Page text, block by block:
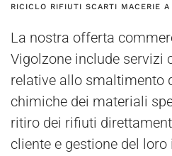
RICICLO RIFIUTI SCARTI MACERIE A
La nostra offerta
Vigolzone include servizi
relative allo smaltimento
chimiche dei materiali
ritiro dei rifiuti
cliente e gestione del